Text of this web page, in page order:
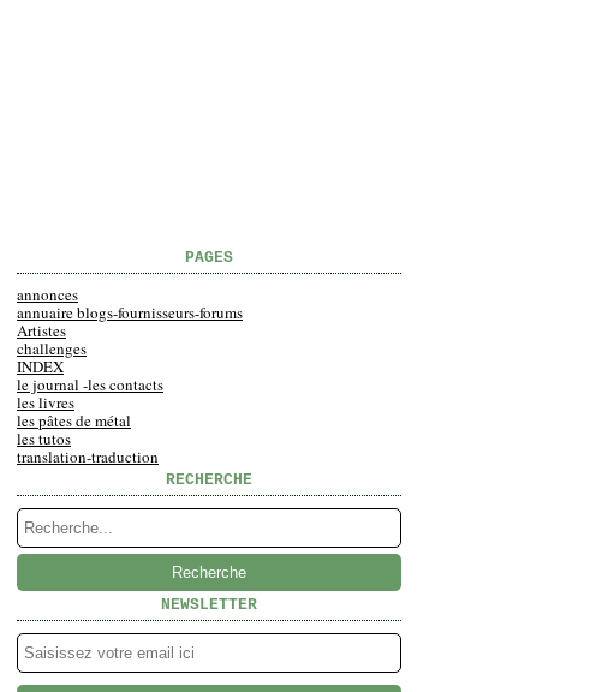
PAGES
annonces
annuaire blogs-fournisseurs-forums
Artistes
challenges
INDEX
le journal -les contacts
les livres
les pâtes de métal
les tutos
translation-traduction
RECHERCHE
NEWSLETTER